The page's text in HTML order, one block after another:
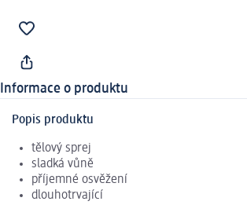
Informace o produktu
Popis produktu
tělový sprej
sladká vůně
příjemné osvěžení
dlouhotrvající